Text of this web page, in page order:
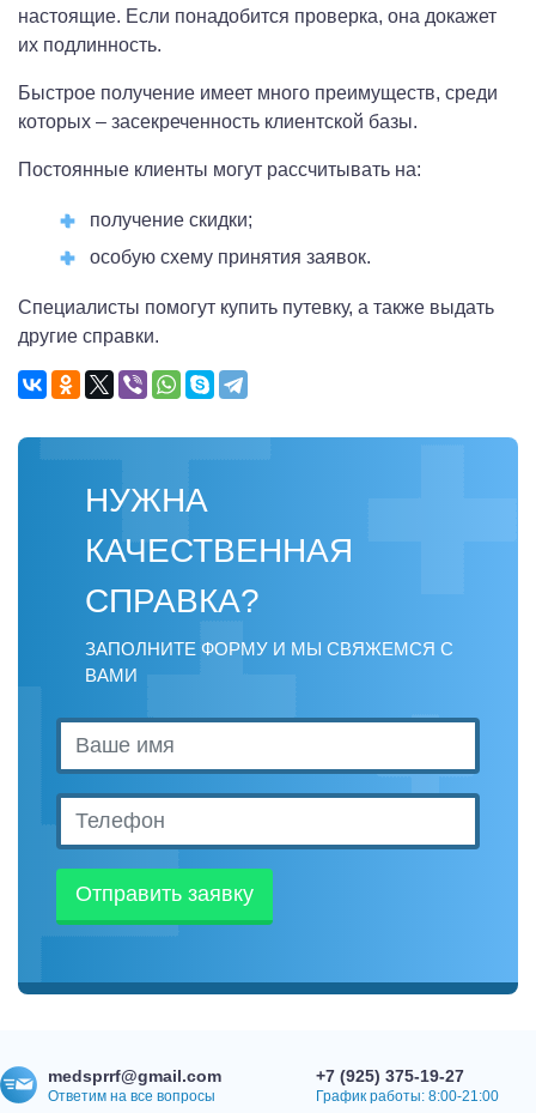
настоящие. Если понадобится проверка, она докажет
их подлинность.
Быстрое получение имеет много преимуществ, среди
которых – засекреченность клиентской базы.
Постоянные клиенты могут рассчитывать на:
получение скидки;
особую схему принятия заявок.
Специалисты помогут купить путевку, а также выдать
другие справки.
НУЖНА
КАЧЕСТВЕННАЯ
СПРАВКА?
ЗАПОЛНИТЕ ФОРМУ И МЫ СВЯЖЕМСЯ С
ВАМИ
Отправить заявку
medsprrf@gmail.com
Ответим на все вопросы
+7 (925) 375-19-27
График работы: 8:00-21:00